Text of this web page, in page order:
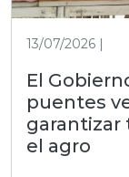
13/07/2026 |
El
puentes
garantizar
el agro